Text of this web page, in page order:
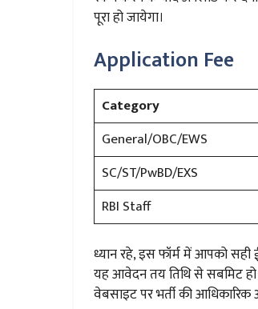
पूरा हो जायेगा।
Application Fee
Category
General/OBC/EWS
SC/ST/PwBD/EXS
RBI Staff
ध्यान रहे, इस फॉर्म में आपको
यह आवेदन तय तिथि से सबमिट हो
वेबसाइट पर भर्ती की